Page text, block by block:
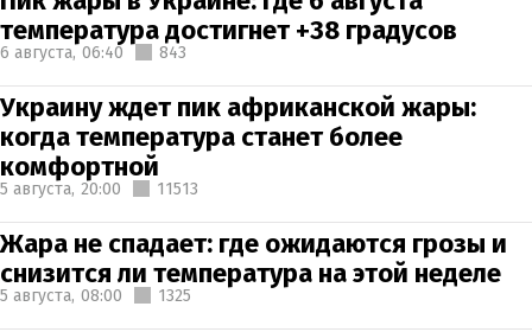
температура достигнет +38 градусов
6 августа, 06:40 843
Украину ждет пик африканской жары:
когда температура станет более
комфортной
5 августа, 20:00 11513
Жара не спадает: где ожидаются грозы и
снизится ли температура на этой неделе
5 августа, 08:00 1325